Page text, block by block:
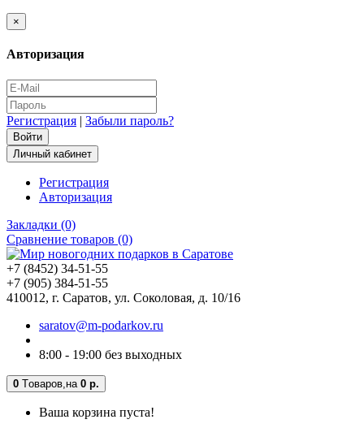
×
Авторизация
Регистрация | Забыли пароль?
Личный кабинет
Регистрация
Авторизация
Закладки (0)
Сравнение товаров (0)
+7 (8452) 34-51-55
+7 (905) 384-51-55
410012, г. Саратов, ул. Соколовая, д. 10/16
saratov@m-podarkov.ru
8:00 - 19:00 без выходных
0 Tоваров, на 0 р.
Ваша корзина пуста!